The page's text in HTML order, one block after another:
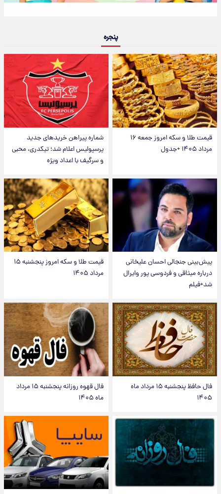
پنجره
قیمت طلا و سکه امروز جمعه ۱۶
مرداد ۱۴۰۵ +جدول
شماره پیراهن خریدهای جدید
پرسپولیس اعلام شد؛ تیکدری، محبی
و سرگیف با اعداد ویژه
پیش‌بینی جنجالی احسان علیخانی
درباره میثاقی و فردوسی پور وایرال
شد+فیلم
قیمت طلا و سکه امروز پنجشنبه ۱۵
مرداد ۱۴۰۵
فال حافظ پنجشنبه ۱۵ مرداد ماه
۱۴۰۵
فال قهوه روزانه پنجشنبه ۱۵ مرداد
ماه ۱۴۰۵